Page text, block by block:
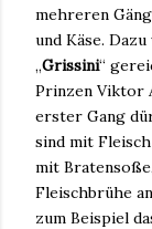
mehreren
und Käse.
„Grissini“
Prinzen Viktor
erster Gang
sind mit
mit
Fleischbrühe
zum Beispiel